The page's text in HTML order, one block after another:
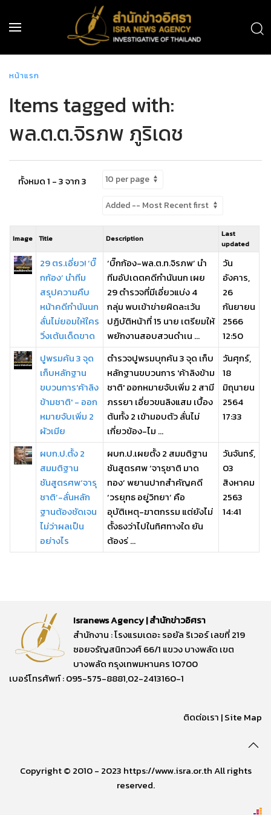
หน้าแรก
Items tagged with:
พล.ต.ต.จิรภพ ภูริเดช
ทั้งหมด 1 - 3 จาก 3
Image Title Description
Last
updated
29 ตร.เอี่ยว! ‘บิ๊
กก้อง’ นำทีม
สรุปความคืบ
หน้าคดีกำนันนก
ลั่นไม่ยอมให้ใคร
วิ่งเต้นเด็ดขาด
‘บิ๊กก้อง-พล.ต.ท.จิรภพ’ นำ
ทีมอัปเดตคดีกำนันนก เผย
29 ตำรวจที่มีเอี่ยวแบ่ง 4
กลุ่ม พบเข้าข่ายผิดละเว้น
ปฏิบัติหน้าที่ 15 นาย เตรียมให้
พยักงานสอบสวนดำเน ...
วัน
อังคาร,
26
กันยายน
2566
12:50
ปูพรมค้น 3 จุด
เก็บหลักฐาน
ขบวนการ'ค้าลิง
ข้ามชาติ' - ออก
หมายจับเพิ่ม 2
ผัวเมีย
ตำรวจปูพรมบุกค้น 3 จุด เก็บ
หลักฐานขบวนการ 'ค้าลิงข้าม
ชาติ' ออกหมายจับเพิ่ม 2 สามี
ภรรยา เอี่ยวขนลิงแสม เบื้อง
ต้นทั้ง 2 เข้ามอบตัว ลั่นไม่
เกี่ยวข้อง-ไม ...
วันศุกร์,
18
มิถุนายน
2564
17:33
ผบก.ป.ตั้ง 2
สมมติฐาน
ชันสูตรศพ‘จารุ
ชาติ’-ลั่นหลัก
ฐานต้องชัดเจน
ไม่ว่าผลเป็น
อย่างไร
ผบก.ป.เผยตั้ง 2 สมมติฐาน
ชันสูตรศพ ‘จารุชาติ มาด
ทอง’ พยานปากสำคัญคดี
‘วรยุทธ อยู่วิทยา’ คือ
อุบัติเหตุ-ฆาตกรรม แต่ยังไม่
ตั้งธงว่าไปในทิศทางใด ยัน
ต้องร่ ...
วันจันทร์,
03
สิงหาคม
2563
14:41
Isranews Agency | สำนักข่าวอิศรา
สำนักงาน : โรงแรมเดอะ รอยัล ริเวอร์ เลขที่ 219
ซอยจรัญสนิทวงศ์ 66/1 แขวง บางพลัด เขต
บางพลัด กรุงเทพมหานคร 10700
เบอร์โทรศัพท์ : 095-575-8881,02-2413160-1
ติดต่อเรา |Site Map
Copyright © 2010 - 2023 https://www.isra.or.th All rights
reserved.